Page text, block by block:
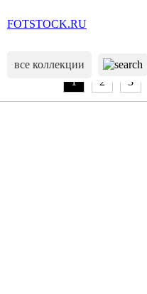
FOTSTOCK.RU
все коллекции
1
2 3